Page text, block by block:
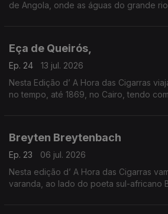
de Angola, onde as águas do grande
Eça de Queirós,
Ep. 24
13 jul. 2026
Nesta Edição d’ A Hora das Cigarras
no tempo, até 1869, no Cairo, tendo
Breyten Breytenbach
Ep. 23
06 jul. 2026
Nesta edição d’ A Hora das Cigarras
varanda, ao lado do poeta sul-africano